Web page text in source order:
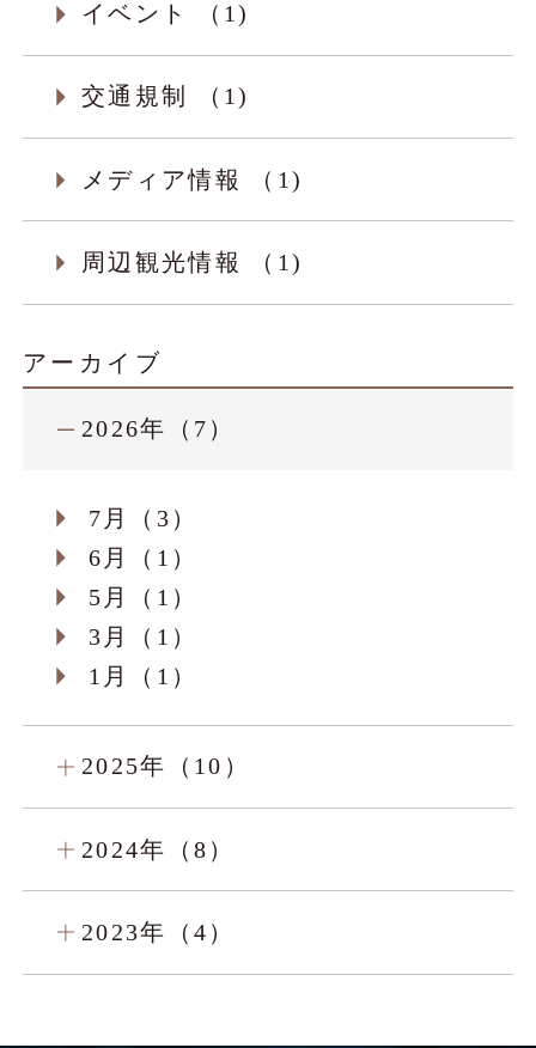
イベント （1)
交通規制 （1)
メディア情報 （1)
周辺観光情報 （1)
アーカイブ
2026年（7）
7月（3）
6月（1）
5月（1）
3月（1）
1月（1）
2025年（10）
2024年（8）
2023年（4）